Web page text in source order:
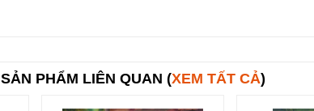
SẢN PHẨM LIÊN QUAN (XEM TẤT CẢ)